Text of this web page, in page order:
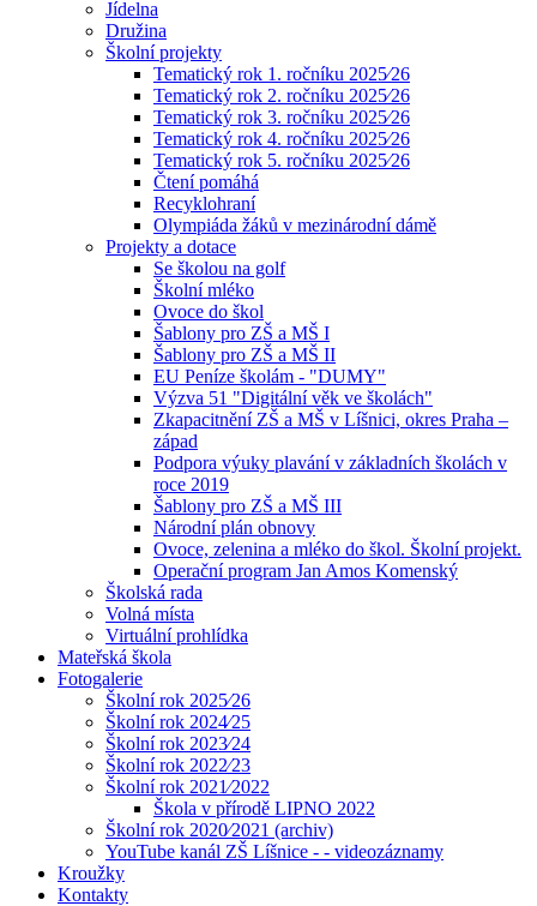
Jídelna
Družina
Školní projekty
Tematický rok 1. ročníku 2025⁄26
Tematický rok 2. ročníku 2025⁄26
Tematický rok 3. ročníku 2025⁄26
Tematický rok 4. ročníku 2025⁄26
Tematický rok 5. ročníku 2025⁄26
Čtení pomáhá
Recyklohraní
Olympiáda žáků v mezinárodní dámě
Projekty a dotace
Se školou na golf
Školní mléko
Ovoce do škol
Šablony pro ZŠ a MŠ I
Šablony pro ZŠ a MŠ II
EU Peníze školám - "DUMY"
Výzva 51 "Digitální věk ve školách"
Zkapacitnění ZŠ a MŠ v Líšnici, okres Praha –
západ
Podpora výuky plavání v základních školách v
roce 2019
Šablony pro ZŠ a MŠ III
Národní plán obnovy
Ovoce, zelenina a mléko do škol. Školní projekt.
Operační program Jan Amos Komenský
Školská rada
Volná místa
Virtuální prohlídka
Mateřská škola
Fotogalerie
Školní rok 2025⁄26
Školní rok 2024⁄25
Školní rok 2023⁄24
Školní rok 2022⁄23
Školní rok 2021⁄2022
Škola v přírodě LIPNO 2022
Školní rok 2020⁄2021 (archiv)
YouTube kanál ZŠ Líšnice - - videozáznamy
Kroužky
Kontakty